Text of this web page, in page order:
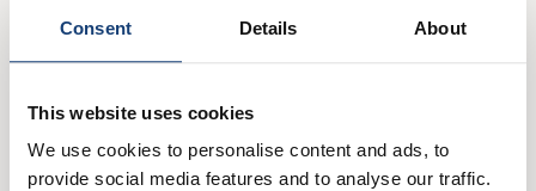
Consent Details About
This website uses cookies
We use cookies to personalise content and ads, to
provide social media features and to analyse our traffic.
Verse basilicumblaadjes (fijngesneden)